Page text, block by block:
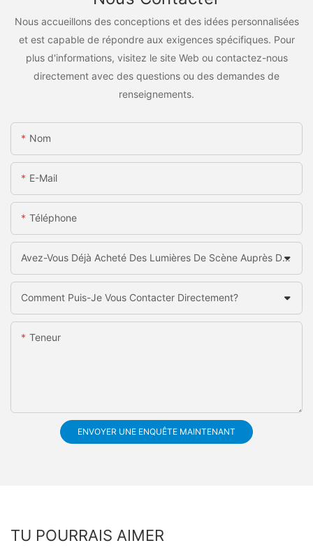
Nous accueillons des conceptions et des idées personnalisées
et est capable de répondre aux exigences spécifiques. Pour
plus d'informations, visitez le site Web ou contactez-nous
directement avec des questions ou des demandes de
renseignements.
Nom
E-Mail
Téléphone
Avez-Vous Déjà Acheté Des Lumières De Scène Auprès De La Chine?
Comment Puis-Je Vous Contacter Directement?
Teneur
ENVOYER UNE ENQUÊTE MAINTENANT
TU POURRAIS AIMER